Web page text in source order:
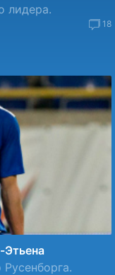
лидера.
18
Этьена